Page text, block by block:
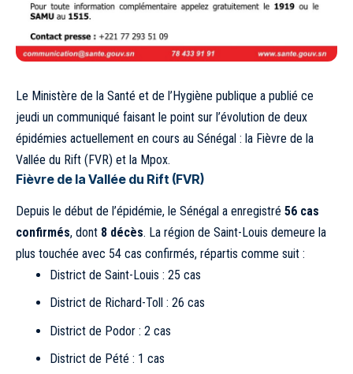
Le Ministère de la Santé et de l’Hygiène publique a publié ce
jeudi un communiqué faisant le point sur l’évolution de deux
épidémies actuellement en cours au Sénégal : la Fièvre de la
Vallée du Rift (FVR) et la Mpox.
Fièvre de la Vallée du Rift (FVR)
Depuis le début de l’épidémie, le Sénégal a enregistré 56 cas
confirmés, dont 8 décès. La région de Saint-Louis demeure la
plus touchée avec 54 cas confirmés, répartis comme suit :
District de Saint-Louis : 25 cas
District de Richard-Toll : 26 cas
District de Podor : 2 cas
District de Pété : 1 cas